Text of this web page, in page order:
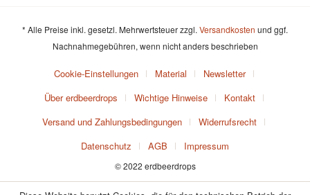
* Alle Preise inkl. gesetzl. Mehrwertsteuer zzgl. Versandkosten und ggf.
Nachnahmegebühren, wenn nicht anders beschrieben
Cookie-Einstellungen Material
Newsletter
Über erdbeerdrops
Wichtige Hinweise
Kontakt
Versand und Zahlungsbedingungen
Widerrufsrecht
Datenschutz
AGB Impressum
© 2022 erdbeerdrops